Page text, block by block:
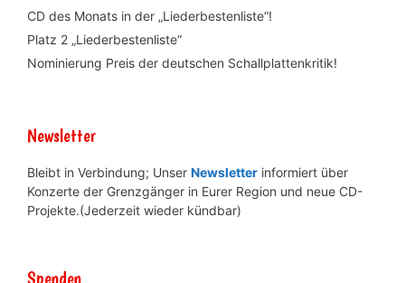
CD des Monats in der „Liederbestenliste“!
Platz 2 „Liederbestenliste“
Nominierung Preis der deutschen Schallplattenkritik!
Newsletter
Bleibt in Verbindung; Unser Newsletter informiert über
Konzerte der Grenzgänger in Eurer Region und neue CD-
Projekte.(Jederzeit wieder kündbar)
Spenden